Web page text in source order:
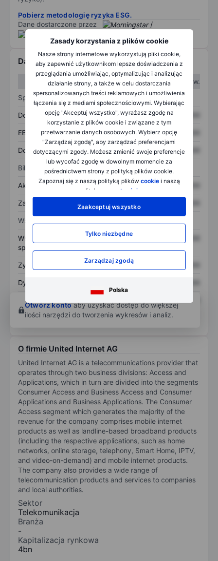
Zasady korzystania z plików cookie
Nasze strony internetowe wykorzystują pliki cookie,
aby zapewnić użytkownikom lepsze doświadczenia z
przeglądania umożliwiając, optymalizując i analizując
działanie strony, a także w celu dostarczania
spersonalizowanych treści reklamowych i umożliwienia
łączenia się z mediami społecznościowymi. Wybierając
opcję "Akceptuj wszystko", wyrażasz zgodę na
korzystanie z plików cookie i związane z tym
przetwarzanie danych osobowych. Wybierz opcję
"Zarządzaj zgodą", aby zarządzać preferencjami
dotyczącymi zgody. Możesz zmienić swoje preferencje
lub wycofać zgodę w dowolnym momencie za
pośrednictwem strony z polityką plików cookie.
Zapoznaj się z naszą polityką plików cookiei naszą
polityką
prywatności
Zaakceptuj wszystko
Tylko niezbędne
Zarządzaj zgodą
Polska
Pobierz metodologię ryzyka ESG.
Dane dostarczone przez
/
Dane finansowe
W I kw.
W II kw.
Sprawozdanie z zysków
Dochód XXXXXXX XXXXXXX
EBITDA XXXXXXX XXXXXXX
Dochód netto XXXXXXX XXXXXXX
Bilans
Aktywa ogółem XXXXXXX XXXXXXX
Zadłużenie ogółem XXXXXXX
Wskaźniki
Współczynnik cena do
sprzedaży
XXXXXXX
Zysk na akcję XXXXXXX
Dywidenda na akcję
Zwrot z kapitału
własnego
XXXXXXX
Otwórz kontoaby uzyskać dostęp do większej
ilości narzędzi do tworzenia wykresów i analiz.
O firmie United Internet AG
United Internet AG is a telecommunications provider that
operates through two business divisions: Access and
Applications, which in turn are divided into the segments
Consumer Access and Business Access and Consumer
Applications and Business Applications. The Consumer
Access segment which generates the majority of the
revenue for the company comprises mobile internet
products as well as landline-based broadband products
(including the respective applications, such as home
networks, online storage, telephony, Smart Home, IPTV,
and video-on-demand) and mobile internet products.
The company also provides a wide range of
telecommunication products and services to companies
and local authorities.
Sektor
Telekomunikacja
Branża
-
Kapitalizacja rynkowa
4bn